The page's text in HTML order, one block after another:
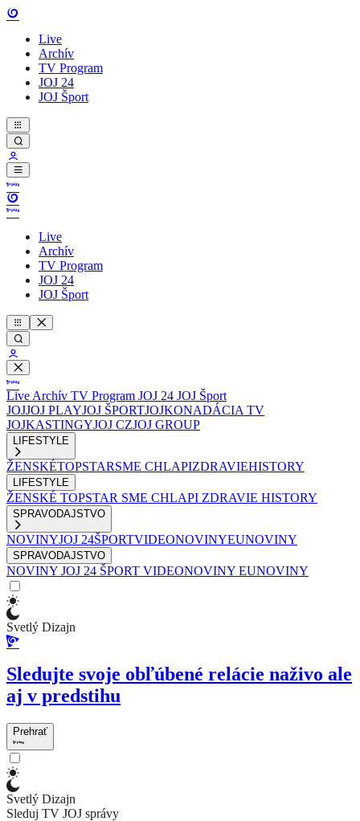
Live
Archív
TV Program
JOJ 24
JOJ Šport
Live
Archív
TV Program
JOJ 24
JOJ Šport
Live Archív TV Program JOJ 24 JOJ Šport
JOJJOJ PLAYJOJ ŠPORTJOJKONADÁCIA TV
JOJKASTINGYJOJ CZJOJ GROUP
LIFESTYLE
ŽENSKÉTOPSTARSME CHLAPIZDRAVIEHISTORY
LIFESTYLE
ŽENSKÉ TOPSTAR SME CHLAPI ZDRAVIE HISTORY
SPRAVODAJSTVO
NOVINYJOJ 24ŠPORTVIDEONOVINYEUNOVINY
SPRAVODAJSTVO
NOVINY JOJ 24 ŠPORT VIDEONOVINY EUNOVINY
Svetlý Dizajn
Sledujte svoje obľúbené relácie naživo ale
aj v predstihu
Prehrať
Svetlý Dizajn
Sleduj TV JOJ správy